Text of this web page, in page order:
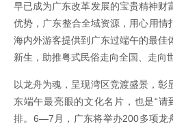
早已成为广东改革发展的宝贵精神财
优势，广东整合全域资源，用心用情
海内外游客提供到广东过端午的最佳
新生，助推粤式民俗走向全国、走向
以龙舟为魂，呈现湾区竞渡盛景，彰
东端午最亮眼的文化名片，也是“请
排。6—7月，广东将举办200多项龙